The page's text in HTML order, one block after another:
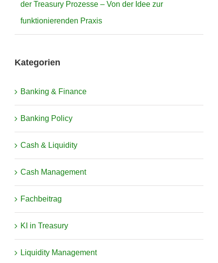
der Treasury Prozesse – Von der Idee zur
funktionierenden Praxis
Kategorien
Banking & Finance
Banking Policy
Cash & Liquidity
Cash Management
Fachbeitrag
KI in Treasury
Liquidity Management